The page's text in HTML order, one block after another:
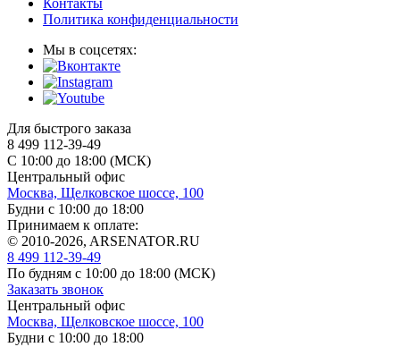
Контакты
Политика конфиденциальности
Мы в соцсетях:
Для быстрого заказа
8 499 112-39-49
С 10:00 до 18:00 (МСК)
Центральный офис
Москва, Щелковское шоссе, 100
Будни с 10:00 до 18:00
Принимаем к оплате:
© 2010-2026, ARSENATOR.RU
8 499 112-39-49
По будням с 10:00 до 18:00 (МСК)
Заказать звонок
Центральный офис
Москва, Щелковское шоссе, 100
Будни с 10:00 до 18:00